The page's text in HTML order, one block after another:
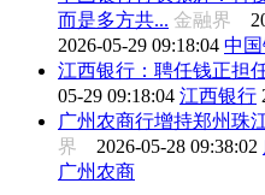
而是多方共... 金融界
2026-05-29 09:18:04 中
江西银行：聘任钱正担
05-29 09:18:04 江西银行
广州农商行增持郑州珠
界 2026-05-28 09:38:02
广州农商